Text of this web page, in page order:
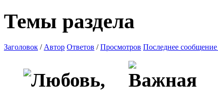
Темы раздела
Заголовок / Автор Ответов /Просмотров Последнее сообщение